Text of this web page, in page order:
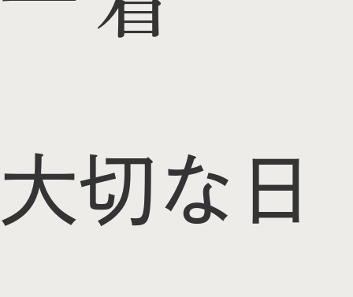
大切な日